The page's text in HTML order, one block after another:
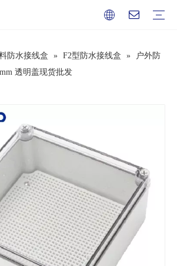
防水接线盒 » F2型防水接线盒 »
户外防
透明盖现货批发